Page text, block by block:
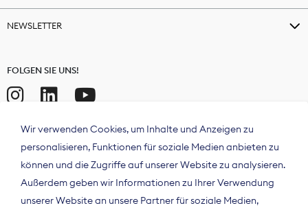
NEWSLETTER
FOLGEN SIE UNS!
Wir verwenden Cookies, um Inhalte und Anzeigen zu
personalisieren, Funktionen für soziale Medien anbieten zu
können und die Zugriffe auf unserer Website zu analysieren.
Außerdem geben wir Informationen zu Ihrer Verwendung
unserer Website an unsere Partner für soziale Medien,